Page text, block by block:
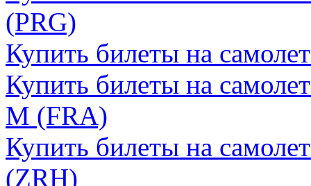
(PRG)
Купить билеты на
Купить билеты на
М (FRA)
Купить билеты на
(ZRH)